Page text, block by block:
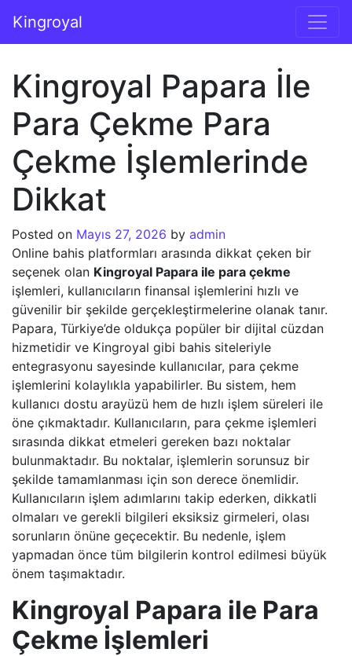
Ana gezinti
Kingroyal
Kingroyal Papara İle
Para Çekme Para
Çekme İşlemlerinde
Dikkat
Posted on Mayıs 27, 2026 by admin
Online bahis platformları arasında dikkat çeken bir
seçenek olan Kingroyal Papara ile para çekme
işlemleri, kullanıcıların finansal işlemlerini hızlı ve
güvenilir bir şekilde gerçekleştirmelerine olanak tanır.
Papara, Türkiye’de oldukça popüler bir dijital cüzdan
hizmetidir ve Kingroyal gibi bahis siteleriyle
entegrasyonu sayesinde kullanıcılar, para çekme
işlemlerini kolaylıkla yapabilirler. Bu sistem, hem
kullanıcı dostu arayüzü hem de hızlı işlem süreleri ile
öne çıkmaktadır. Kullanıcıların, para çekme işlemleri
sırasında dikkat etmeleri gereken bazı noktalar
bulunmaktadır. Bu noktalar, işlemlerin sorunsuz bir
şekilde tamamlanması için son derece önemlidir.
Kullanıcıların işlem adımlarını takip ederken, dikkatli
olmaları ve gerekli bilgileri eksiksiz girmeleri, olası
sorunların önüne geçecektir. Bu nedenle, işlem
yapmadan önce tüm bilgilerin kontrol edilmesi büyük
önem taşımaktadır.
Kingroyal Papara ile Para
Çekme İşlemleri